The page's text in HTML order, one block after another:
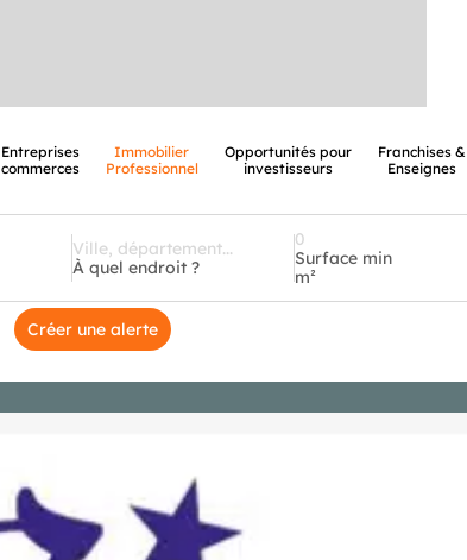
Entreprises
commerces
Immobilier
Professionnel
Opportunités pour
investisseurs
Franchises &
Enseignes
À quel endroit ?
Surface min
m²
Créer une alerte